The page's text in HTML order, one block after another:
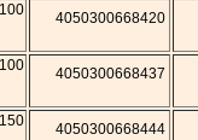
4050300668420
4050300668437
4050300668444